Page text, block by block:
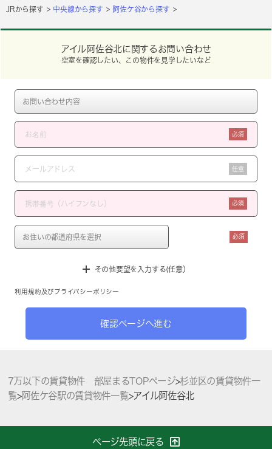
JRから探す 中央線から探す 阿佐ケ谷から探す
アイル阿佐谷北に関するお問い合わせ
空室を確認したい、この物件を見学したいなど
必須
任意
必須
必須
その他要望を入力する(任意）
利用規約 及び プライバシーポリシー
確認ページへ進む
7万以下の賃貸物件 部屋まるTOPページ>杉並区の賃貸物件一
覧>阿佐ケ谷駅の賃貸物件一覧>アイル阿佐谷北
ページ先頭に戻る